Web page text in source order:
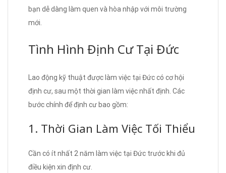
bạn dễ dàng làm quen và hòa nhập với môi trường
mới.
Tình Hình Định Cư Tại Đức
Lao động kỹ thuật được làm việc tại Đức có cơ hội
định cư, sau một thời gian làm việc nhất định. Các
bước chính để định cư bao gồm:
1. Thời Gian Làm Việc Tối Thiểu
Cần có ít nhất 2 năm làm việc tại Đức trước khi đủ
điều kiện xin định cư.